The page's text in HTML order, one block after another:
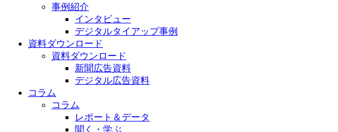
事例紹介
インタビュー
デジタルタイアップ事例
資料ダウンロード
資料ダウンロード
新聞広告資料
デジタル広告資料
コラム
コラム
レポート＆データ
聞く・学ぶ